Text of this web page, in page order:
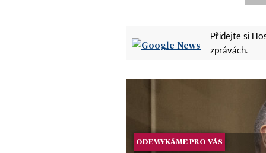
Přidejte si
zprávách.
ODEMYKÁME PRO VÁS